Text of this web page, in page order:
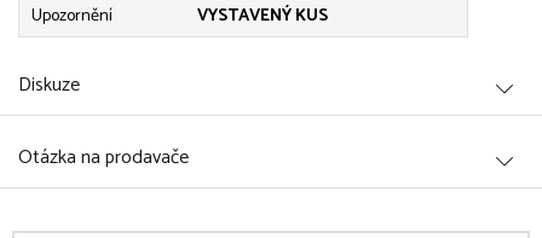
Upozornění
VYSTAVENÝ KUS
Diskuze
Otázka na prodavače